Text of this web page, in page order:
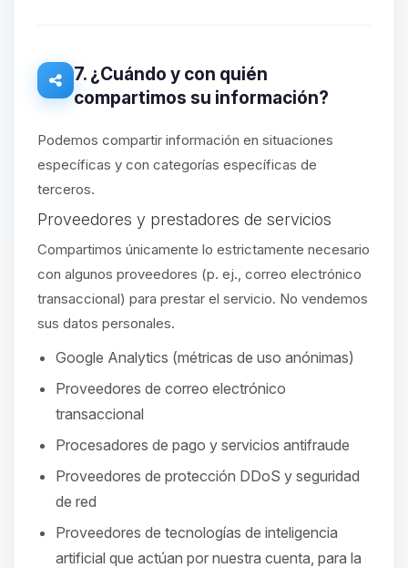
7. ¿Cuándo y con quién
compartimos su información?
Podemos compartir información en situaciones
específicas y con categorías específicas de
terceros.
Proveedores y prestadores de servicios
Compartimos únicamente lo estrictamente necesario
con algunos proveedores (p. ej., correo electrónico
transaccional) para prestar el servicio. No vendemos
sus datos personales.
Google Analytics (métricas de uso anónimas)
Proveedores de correo electrónico
transaccional
Procesadores de pago y servicios antifraude
Proveedores de protección DDoS y seguridad
de red
Proveedores de tecnologías de inteligencia
artificial que actúan por nuestra cuenta, para la